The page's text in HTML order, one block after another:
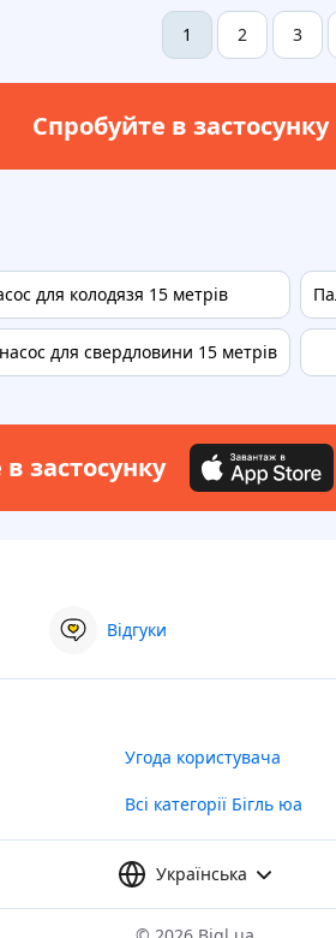
1 2 3
Спробуйте в застосунку
для колодязя 15 метрів
для свердловини 15 метрів
застосунку
Відгуки
Угода користувача
Всі категорії Бігль юа
Українська